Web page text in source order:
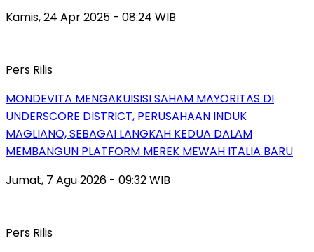
Kamis, 24 Apr 2025 - 08:24 WIB
Pers Rilis
MONDEVITA MENGAKUISISI SAHAM MAYORITAS DI
UNDERSCORE DISTRICT, PERUSAHAAN INDUK
MAGLIANO, SEBAGAI LANGKAH KEDUA DALAM
MEMBANGUN PLATFORM MEREK MEWAH ITALIA BARU
Jumat, 7 Agu 2026 - 09:32 WIB
Pers Rilis